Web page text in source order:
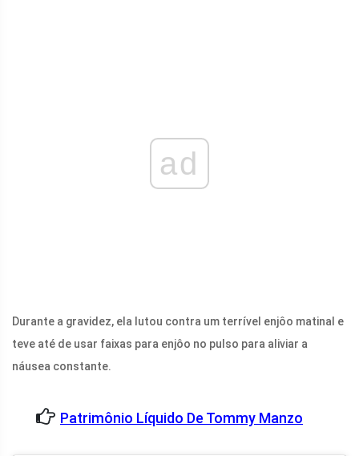
ad
Durante a gravidez, ela lutou contra um terrível enjôo matinal e
teve até de usar faixas para enjôo no pulso para aliviar a
náusea constante.
Patrimônio Líquido De Tommy Manzo